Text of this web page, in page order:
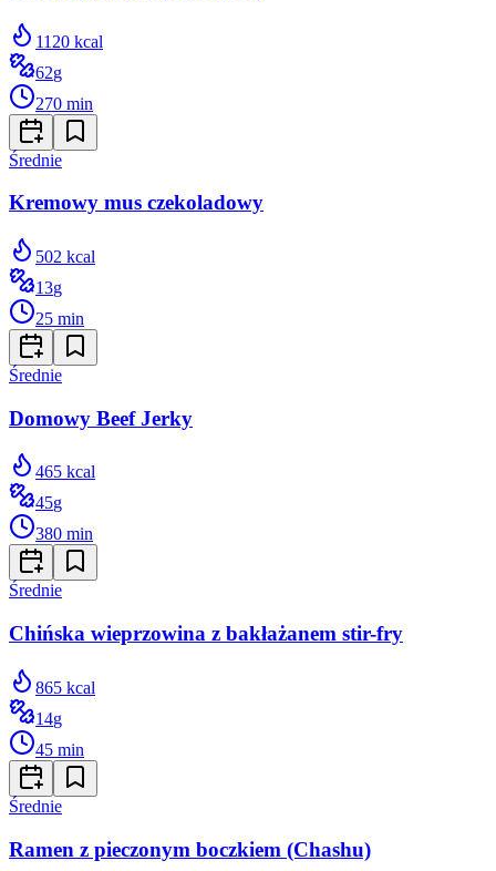
1120 kcal
62g
270 min
Średnie
Kremowy mus czekoladowy
502 kcal
13g
25 min
Średnie
Domowy Beef Jerky
465 kcal
45g
380 min
Średnie
Chińska wieprzowina z bakłażanem stir-fry
865 kcal
14g
45 min
Średnie
Ramen z pieczonym boczkiem (Chashu)